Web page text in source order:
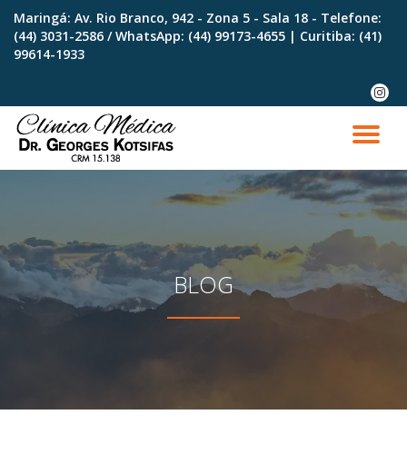
Skip
Maringá: Av. Rio Branco, 942 - Zona 5 - Sala 18 - Telefone:
(44) 3031-2586 / WhatsApp: (44) 99173-4655 | Curitiba: (41)
99614-1933
fa-
BLOG